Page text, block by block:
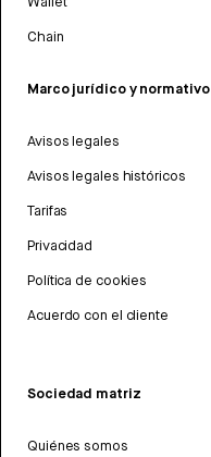
Chain
Marco jurídico y normativo
Avisos legales
Avisos legales históricos
Tarifas
Privacidad
Política de cookies
Acuerdo con el cliente
Sociedad matriz
Quiénes somos